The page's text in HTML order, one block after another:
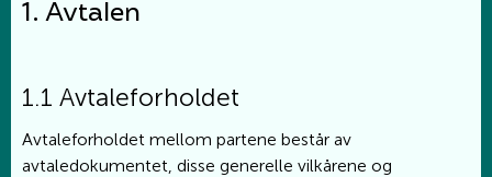
1. Avtalen
1.1 Avtaleforholdet
Avtaleforholdet mellom partene består av
avtaledokumentet, disse generelle vilkårene og